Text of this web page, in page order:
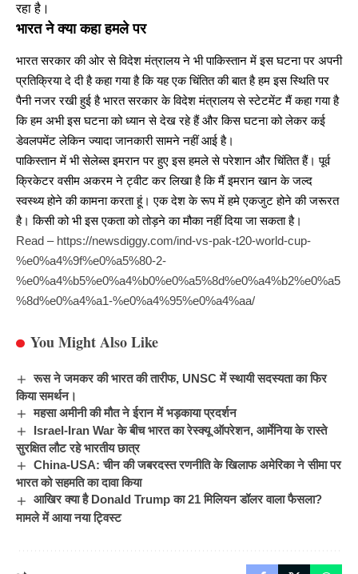
रहा है।
भारत ने क्या कहा हमले पर
भारत सरकार की ओर से विदेश मंत्रालय ने भी पाकिस्तान में इस घटना पर अपनी
प्रतिक्रिया दे दी है कहा गया है कि यह एक चिंतित की बात है हम इस स्थिति पर
पैनी नजर रखी हुई है भारत सरकार के विदेश मंत्रालय से स्टेटमेंट मैं कहा गया है
कि हम अभी इस घटना को ध्यान से देख रहे हैं और किस घटना को लेकर कई
डेवलपमेंट लेकिन ज्यादा जानकारी सामने नहीं आई है।
पाकिस्तान में भी सेलेब्स इमरान पर हुए इस हमले से परेशान और चिंतित हैं। पूर्व
क्रिकेटर वसीम अकरम ने ट्वीट कर लिखा है कि मैं इमरान खान के जल्द
स्वस्थ्य होने की कामना करता हूं। एक देश के रूप में हमे एकजुट होने की जरूरत
है। किसी को भी इस एकता को तोड़ने का मौका नहीं दिया जा सकता है।
Read –https://newsdiggy.com/ind-vs-pak-t20-world-cup-
%e0%a4%9f%e0%a5%80-2-
%e0%a4%b5%e0%a4%b0%e0%a5%8d%e0%a4%b2%e0%a5
%8d%e0%a4%a1-%e0%a4%95%e0%a4%aa/
You Might Also Like
रूस ने जमकर की भारत की तारीफ, UNSC में स्थायी सदस्यता का फिर
किया समर्थन।
महसा अमीनी की मौत ने ईरान में भड़काया प्रदर्शन
Israel-Iran War के बीच भारत का रेस्क्यू ऑपरेशन, आर्मेनिया के रास्ते
सुरक्षित लौट रहे भारतीय छात्र
China-USA: चीन की जबरदस्त रणनीति के खिलाफ अमेरिका ने सीमा पर
भारत को सहमति का दावा किया
आखिर क्या है Donald Trump का 21 मिलियन डॉलर वाला फैसला?
मामले में आया नया ट्विस्ट